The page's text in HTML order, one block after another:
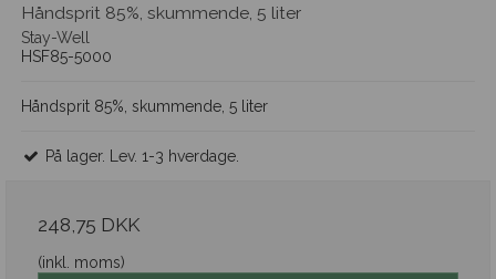
Håndsprit 85%, skummende, 5 liter
Stay-Well
HSF85-5000
Håndsprit 85%, skummende, 5 liter
På lager. Lev. 1-3 hverdage.
248,75 DKK
(inkl. moms)